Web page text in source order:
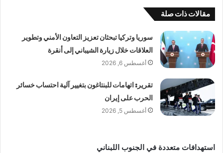
مقالات ذات صلة
سوريا وتركيا تبحثان تعزيز التعاون الأمني وتطوير
العلاقات خلال زيارة الشيباني إلى أنقرة
أغسطس 6, 2026
تقرير: اتهامات للبنتاغون بتغيير آلية احتساب خسائر
الحرب على إيران
أغسطس 5, 2026
استهدافات متعددة في الجنوب اللبناني